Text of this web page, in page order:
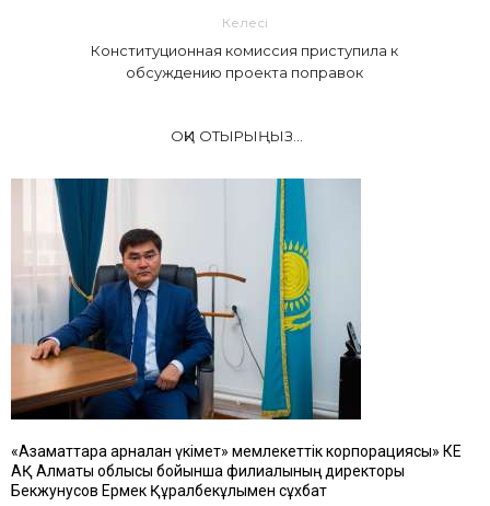
Келесі
Конституционная комиссия приступила к
обсуждению проекта поправок
ОҚИ ОТЫРЫҢЫЗ...
«Азаматтарға арналған үкімет» мемлекеттік корпорациясы» КЕ
АҚ Алматы облысы бойынша филиалының директоры
Бекжунусов Ермек Құралбекұлымен сұхбат